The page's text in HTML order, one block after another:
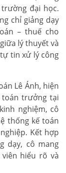
đại học.
chỉ giảng dạy
– thuế cho
lý thuyết và
tin xử lý công
Lê Ánh, hiện
toán trưởng tại
nghiệm, cô
thống kế toán
Kết hợp
dạy, cô mang
hiểu rõ và